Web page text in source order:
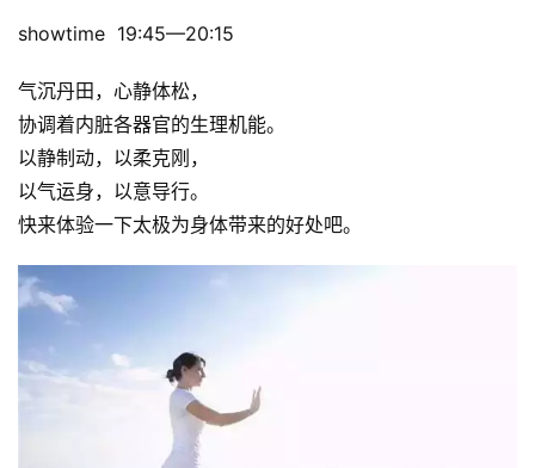
比
赛
showtime  19:45—20:15
气沉丹田，心静体松，
协调着内脏各器官的生理机能。
以静制动，以柔克刚，
以气运身，以意导行。
快来体验一下太极为身体带来的好处吧。